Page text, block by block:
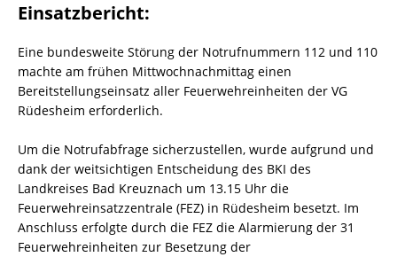
Einsatzbericht:
Eine bundesweite Störung der Notrufnummern 112 und 110
machte am frühen Mittwochnachmittag einen
Bereitstellungseinsatz aller Feuerwehreinheiten der VG
Rüdesheim erforderlich.
Um die Notrufabfrage sicherzustellen, wurde aufgrund und
dank der weitsichtigen Entscheidung des BKI des
Landkreises Bad Kreuznach um 13.15 Uhr die
Feuerwehreinsatzzentrale (FEZ) in Rüdesheim besetzt. Im
Anschluss erfolgte durch die FEZ die Alarmierung der 31
Feuerwehreinheiten zur Besetzung der